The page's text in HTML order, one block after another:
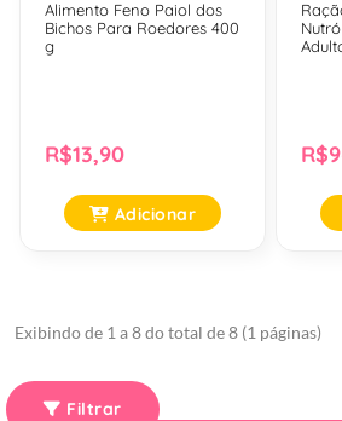
Alimento Feno Paiol dos
Bichos Para Roedores 400
g
R$13,90
Adicionar
Exibindo de 1 a 8 do total de 8 (1 páginas)
Filtrar